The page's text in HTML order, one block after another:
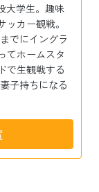
大学生。趣味
カー観戦。
でにイングラ
てホームスタ
で生観戦する
子持ちになる